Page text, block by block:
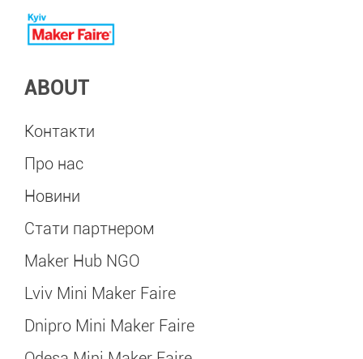
ABOUT
Контакти
Про нас
Новини
Стати партнером
Maker Hub NGO
Lviv Mini Maker Faire
Dnipro Mini Maker Faire